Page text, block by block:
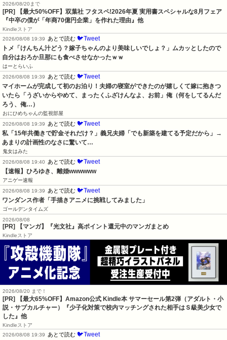
2026/08/20まで
[PR]
【最大50%OFF】双葉社 フタスペ!2026年夏 実用書スペシャルな8月フェア
『中卒の僕が「年商70億円企業」を作れた理由』他
Kindleストア
2026/08/08 19:39
あとで読む 🐦Tweet
トメ「けんちん汁どう？嫁子ちゃんのより美味しいでしょ？」ムカッとしたので
自分はおろか旦那にも食べさせなかったｗｗ
はーとらいふ
2026/08/08 19:39
あとで読む 🐦Tweet
マイホームが完成して初のお泊り！夫婦の寝室ができたのが嬉しくて嫁に抱きつ
いたら「うざいからやめて、まったくふざけんなよ、お前」俺（何をしてるんだ
ろう、俺…）
おにひめちゃんの監視部屋
2026/08/08 19:39
あとで読む 🐦Tweet
私「15年共働きで貯金それだけ？」義兄夫婦「でも新築を建てる予定だから」→
あまりの計画性のなさに驚いて…
鬼女はみた
2026/08/08 19:40
あとで読む 🐦Tweet
【速報】ひろゆき、離婚wwwwww
アニゲー速報
2026/08/08 19:39
あとで読む 🐦Tweet
ワンダンス作者「手描きアニメに挑戦してみました」
ゴールデンタイムズ
2026/08/08
[PR] 【マンガ】『光文社』高ポイント還元中のマンガまとめ
Kindleストア
2026/08/20 まで！
[PR]
【最大65%OFF】Amazon公式 Kindle本 サマーセール第2弾（アダルト・小
説・サブカルチャー）『少子化対策で校内マッチングされた相手はＳ級美少女で
した』他
Kindleストア
2026/08/08 19:39 あとで読む 🐦Tweet